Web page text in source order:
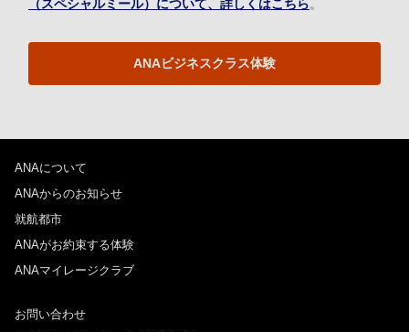
（スペシャルミール）について、詳しくはこちら。
ANAビジネスクラス体験
ANAについて
ANAからのお知らせ
就航都市
ANAがお約束する体験
ANAマイレージクラブ
お問い合わせ